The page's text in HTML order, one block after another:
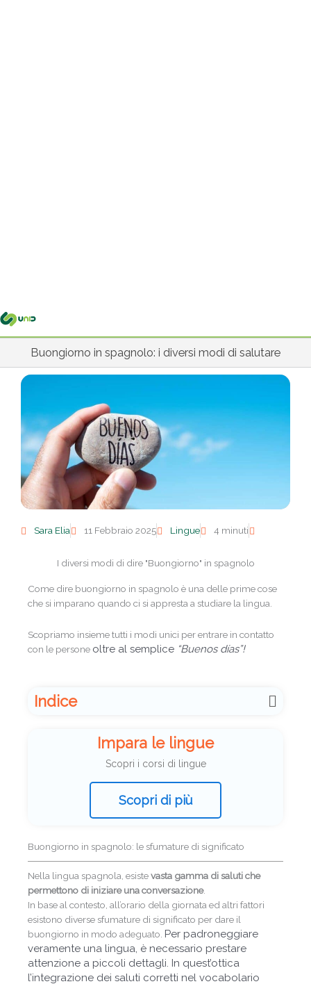
Buongiorno in spagnolo: i diversi modi di salutare
Sara Elia 11 Febbraio 2025 Lingue 4 minuti
I diversi modi di dire "Buongiorno" in spagnolo
Come dire buongiorno in spagnolo è una delle prime cose
che si imparano quando ci si appresta a studiare la lingua.
Scopriamo insieme tutti i modi unici per entrare in contatto
con le persone oltre al semplice “Buenos días”!
Indice
Impara le lingue
Scopri i corsi di lingue
Scopri di più
Buongiorno in spagnolo: le sfumature di significato
Nella lingua spagnola, esistevasta gamma di saluti che
permettono di iniziare una conversazione.
In base al contesto, all’orario della giornata ed altri fattori
esistono diverse sfumature di significato per dare il
buongiorno in modo adeguato. Per padroneggiare
veramente una lingua, è necessario prestare
attenzione a piccoli dettagli. In quest’ottica
l’integrazione dei saluti corretti nel vocabolario